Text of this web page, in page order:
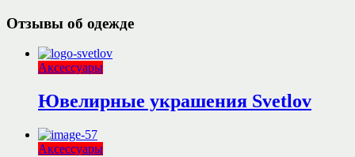
Отзывы об одежде
Аксессуары
Ювелирные украшения Svetlov
Аксессуары